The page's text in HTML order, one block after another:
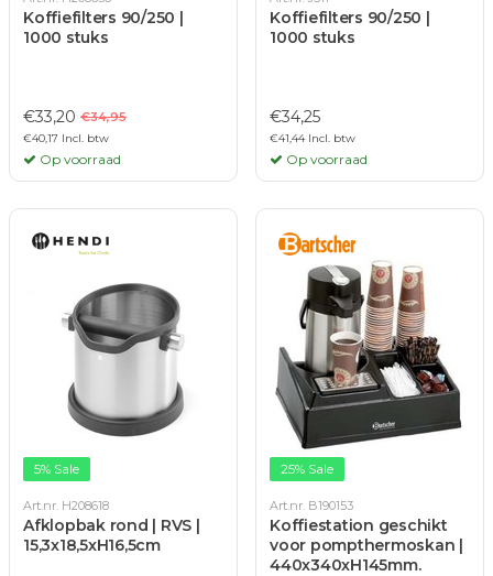
Koffiefilters 90/250 |
1000 stuks
€33,20 €34,95
€40,17 Incl. btw
Op voorraad
Koffiefilters 90/250 |
1000 stuks
€34,25
€41,44 Incl. btw
Op voorraad
5% Sale
Art.nr. H208618
Afklopbak rond | RVS |
15,3x18,5xH16,5cm
25% Sale
Art.nr. B190153
Koffiestation geschikt
voor pompthermoskan |
440x340xH145mm.